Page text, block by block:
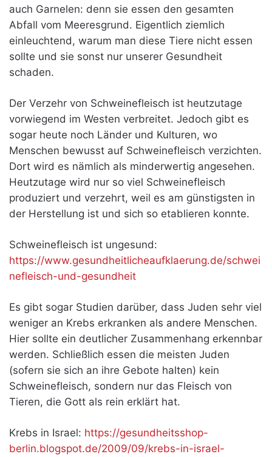
auch Garnelen: denn sie essen den gesamten
Abfall vom Meeresgrund. Eigentlich ziemlich
einleuchtend, warum man diese Tiere nicht essen
sollte und sie sonst nur unserer Gesundheit
schaden.
Der Verzehr von Schweinefleisch ist heutzutage
vorwiegend im Westen verbreitet. Jedoch gibt es
sogar heute noch Länder und Kulturen, wo
Menschen bewusst auf Schweinefleisch verzichten.
Dort wird es nämlich als minderwertig angesehen.
Heutzutage wird nur so viel Schweinefleisch
produziert und verzehrt, weil es am günstigsten in
der Herstellung ist und sich so etablieren konnte.
Schweinefleisch ist ungesund:
https://www.gesundheitlicheaufklaerung.de/schwei
nefleisch-und-gesundheit
Es gibt sogar Studien darüber, dass Juden sehr viel
weniger an Krebs erkranken als andere Menschen.
Hier sollte ein deutlicher Zusammenhang erkennbar
werden. Schließlich essen die meisten Juden
(sofern sie sich an ihre Gebote halten) kein
Schweinefleisch, sondern nur das Fleisch von
Tieren, die Gott als rein erklärt hat.
Krebs in Israel: https://gesundheitsshop-
berlin.blogspot.de/2009/09/krebs-in-israel-